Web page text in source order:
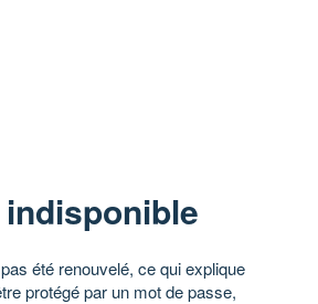
été renouvelé, ce qui explique
protégé par un mot de passe,